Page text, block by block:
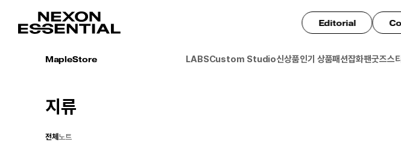
지류
전체 노트
Editorial
MapleStore LABSCustom Studio신상품인기 상품패션잡화팬굿즈스